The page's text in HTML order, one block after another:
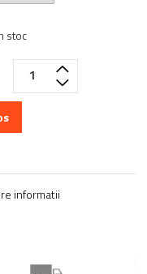
stoc
informatii